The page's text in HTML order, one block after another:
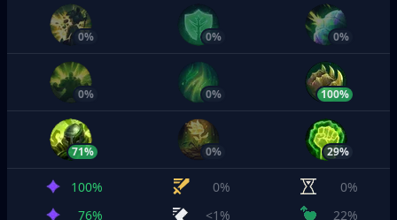
0% 0% 0%
0% 0% 100%
71% 0% 29%
100% 0%
0%
76%
<1% 22%